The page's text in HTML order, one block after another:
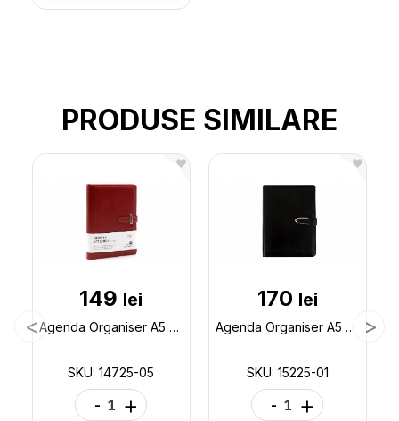
PRODUSE SIMILARE
149 lei
Agenda Organiser A5 cu bloc detas.Rosie 14725-05
SKU: 14725-05
- +
170 lei
Agenda Organiser A5 cu bloc detas. Negru 15225-01
SKU: 15225-01
- +